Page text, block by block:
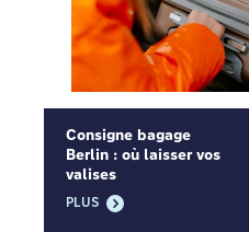
Consigne bagage
Berlin : où laisser vos
valises
PLUS